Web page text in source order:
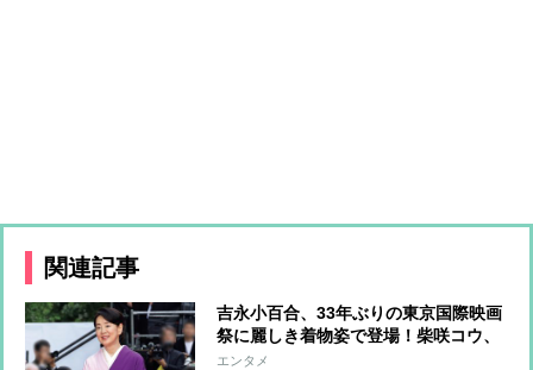
関連記事
吉永小百合、33年ぶりの東京国際映画
祭に麗しき着物姿で登場！柴咲コウ、
満島ひかり、川口春奈らはハートポー
エンタメ